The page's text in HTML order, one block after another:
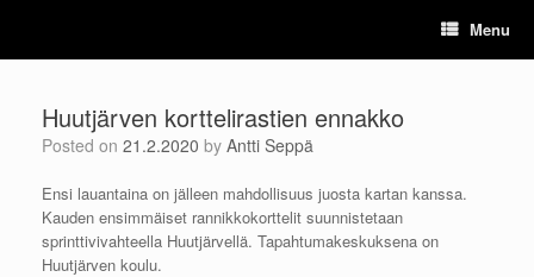
content
Menu
Huutjärven korttelirastien ennakko
Posted on 21.2.2020 by Antti Seppä
Ensi lauantaina on jälleen mahdollisuus juosta kartan kanssa.
Kauden ensimmäiset rannikkokorttelit suunnistetaan
sprinttivivahteella Huutjärvellä. Tapahtumakeskuksena on
Huutjärven koulu.